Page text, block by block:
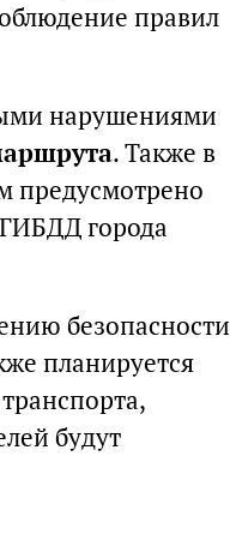
правил
нарушениями
. Также в
предусмотрено
города
безопасности
планируется
будут